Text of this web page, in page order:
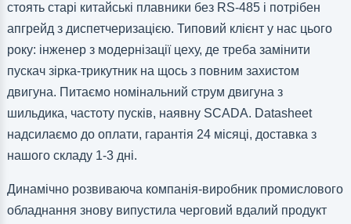
стоять старі китайські плавники без RS-485 і потрібен
апгрейд з диспетчеризацією. Типовий клієнт у нас цього
року: інженер з модернізації цеху, де треба замінити
пускач зірка-трикутник на щось з повним захистом
двигуна. Питаємо номінальний струм двигуна з
шильдика, частоту пусків, наявну SCADA. Datasheet
надсилаємо до оплати, гарантія 24 місяці, доставка з
нашого складу 1-3 дні.
Динамічно розвиваюча компанія-виробник промислового
обладнання знову випустила черговий вдалий продукт